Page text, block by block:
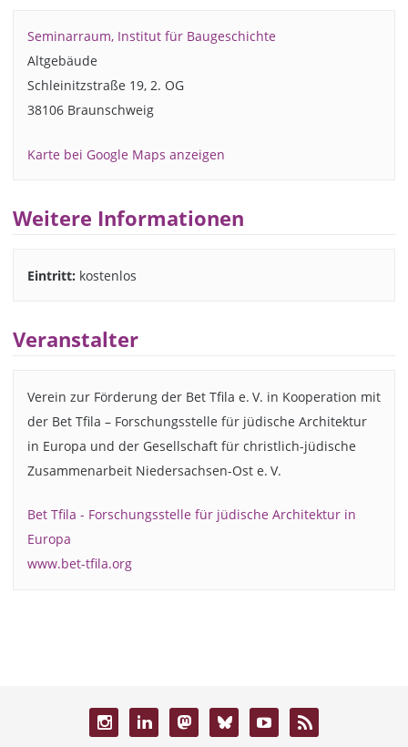
Seminarraum, Institut für Baugeschichte
Altgebäude
Schleinitzstraße 19, 2. OG
38106 Braunschweig
Karte bei Google Maps anzeigen
Weitere Informationen
Eintritt: kostenlos
Veranstalter
Verein zur Förderung der Bet Tfila e. V. in Kooperation mit
der Bet Tfila – Forschungsstelle für jüdische Architektur
in Europa und der Gesellschaft für christlich-jüdische
Zusammenarbeit Niedersachsen-Ost e. V.
Bet Tfila - Forschungsstelle für jüdische Architektur in
Europa
www.bet-tfila.org